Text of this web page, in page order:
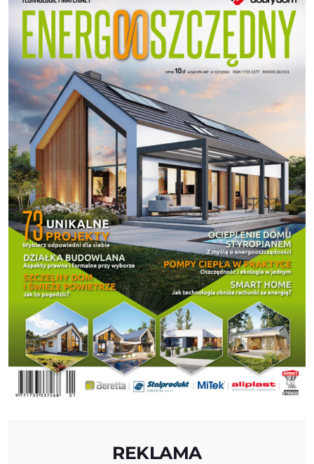
REKLAMA